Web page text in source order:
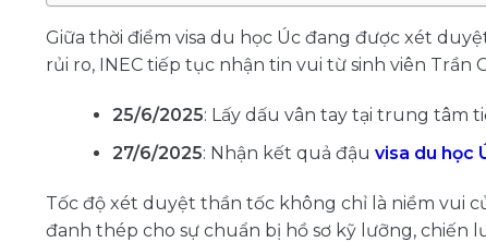
Giữa thời điểm visa du học Úc đang được xét
rủi ro, INEC tiếp tục nhận tin vui từ sinh viên Trần
25/6/2025: Lấy dấu vân tay tại trung tâm
27/6/2025: Nhận kết quả đậu visa du học
Tốc độ xét duyệt thần tốc không chỉ là niềm vui
đanh thép cho sự chuẩn bị hồ sơ kỹ lưỡng, chiến